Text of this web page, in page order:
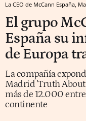
La CEO de McCann España,
El grupo
España su
de Europa
La compañía
Madrid 'Truth About
más de 12.000
continente